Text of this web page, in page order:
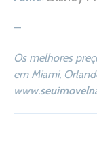
—
Os melhores
em Miami,
www.